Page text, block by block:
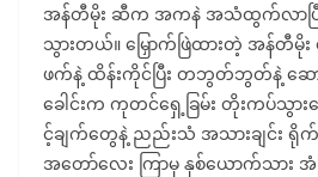
အန်တီမိုး ဆီက အကနဲ အသံထွက်လာပြီး
သွားတယ်။ မြှောက်ဖြဲထားတဲ့ အန်တီမို
ဖက်နဲ့ ထိန်းကိုင်ပြီး တဘွတ်ဘွတ်နဲ့ ဆေ
ခေါင်းက ကုတင်ရှေ့ခြမ်း တိုးကပ်သွား
င့်ချက်တွေနဲ့ ညည်းသံ အသားချင်း ရို
အတော်လေး ကြာမှ နှစ်ယောက်သာ